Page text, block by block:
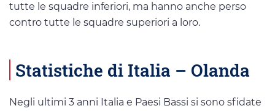
tutte le squadre inferiori, ma hanno anche perso
contro tutte le squadre superiori a loro.
Statistiche di Italia – Olanda
Negli ultimi 3 anni Italia e Paesi Bassi si sono sfidate